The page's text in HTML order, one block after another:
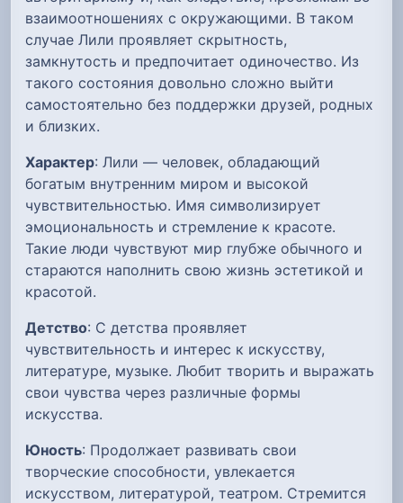
взаимоотношениях с окружающими. В таком
случае Лили проявляет скрытность,
замкнутость и предпочитает одиночество. Из
такого состояния довольно сложно выйти
самостоятельно без поддержки друзей, родных
и близких.
Характер: Лили — человек, обладающий
богатым внутренним миром и высокой
чувствительностью. Имя символизирует
эмоциональность и стремление к красоте.
Такие люди чувствуют мир глубже обычного и
стараются наполнить свою жизнь эстетикой и
красотой.
Детство: С детства проявляет
чувствительность и интерес к искусству,
литературе, музыке. Любит творить и выражать
свои чувства через различные формы
искусства.
Юность: Продолжает развивать свои
творческие способности, увлекается
искусством, литературой, театром. Стремится